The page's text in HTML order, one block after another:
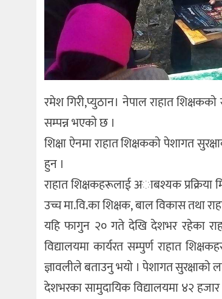
रमेश गिरी,प्युठान। नेपाल राहात
सम्पन्न भएकाे छ ।
शिक्षा ऐनमा राहात शिक्षककाे पेशागत
हुन ।
राहात शिक्षकहरूलाई अाबश्यक प्रक्रिया
उच्च मा.वि.का शिक्षक, बाल विकास तथा
यहि फागुन २० गते देखि देशभर रहेका
विद्यालयमा कार्यरत सम्पुर्ण राहात
ज्ञावलीले बताउनु भयाे । पेशागत
देशभरका सामुदायिक विद्यालयमा ४२